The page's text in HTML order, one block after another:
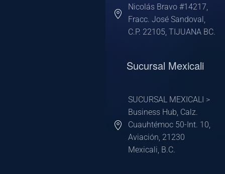
Nicolás Bravo #14217,
Fracc. José Sandoval,
C.P. 22105, TIJUANA BC.
Sucursal Mexicali
SUCURSAL MEXICALI >
Business Hub, Calz.
Cuauhtémoc 50-Int. 10,
Aviación, 21230
Mexicali, B.C.